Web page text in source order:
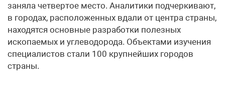
заняла четвертое место. Аналитики подчеркивают,
в городах, расположенных вдали от центра страны,
находятся основные разработки полезных
ископаемых и углеводорода. Объектами изучения
специалистов стали 100 крупнейших городов
страны.